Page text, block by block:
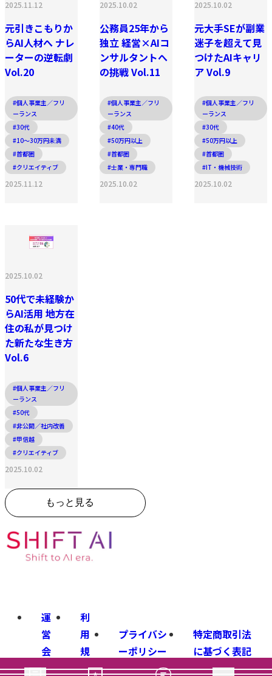
2025.11.12
元引きこもりか
らAI人材へ ナレ
ーターの逆転劇
Vol.20
#個人事業主／フリ
ーランス
#30代
#10〜30万円未満
#首都圏
#クリエイティブ
2025.11.12
2025.10.02
公務員25年から
独立 経営×AIコ
ンサルタントへ
の挑戦 Vol.11
#個人事業主／フリ
ーランス
#40代
#50万円以上
#首都圏
#士業・専門職
2025.10.02
2025.10.02
元大手SEが副業
迷子を超えて見
つけたAIキャリ
ア Vol.9
#個人事業主／フリ
ーランス
#30代
#50万円以上
#首都圏
#IT・機械技術
2025.10.02
2025.10.02
50代で未経験か
らAI活用 地方在
住の私が見つけ
た新たな生き方
Vol.6
#個人事業主／フリ
ーランス
#50代
#非公開／社内改善
#甲信越
#クリエイティブ
2025.10.02
もっと見る
運
営
会
社
利
用
規
約
プライバシ
ーポリシー
特定商取引法
に基づく表記